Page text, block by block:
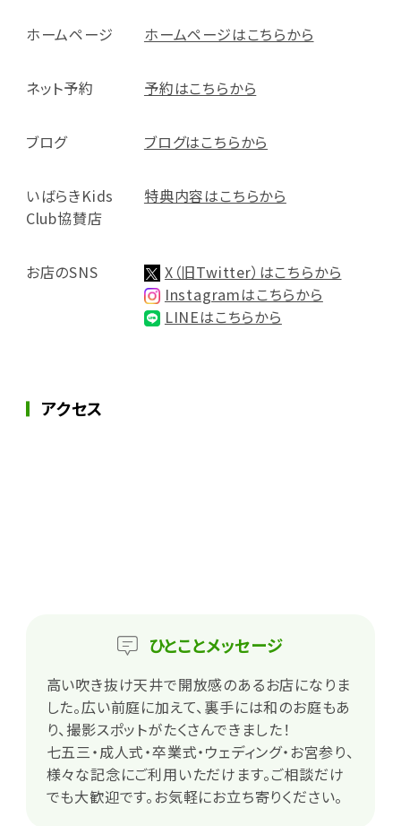
ホームページ ホームページはこちらから
ネット予約 予約はこちらから
ブログ ブログはこちらから
いばらきKids
Club協賛店
特典内容はこちらから
お店のSNS
X（旧Twitter）はこちらから
Instagramはこちらから
LINEはこちらから
アクセス
ひとことメッセージ
高い吹き抜け天井で開放感のあるお店になりま
した。広い前庭に加えて、裏手には和のお庭もあ
り、撮影スポットがたくさんできました！
七五三・成人式・卒業式・ウェディング・お宮参り、
様々な記念にご利用いただけます。ご相談だけ
でも大歓迎です。お気軽にお立ち寄りください。